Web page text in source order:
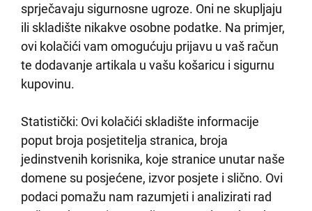
sprječavaju sigurnosne ugroze. Oni ne skupljaju
ili skladište nikakve osobne podatke. Na primjer,
ovi kolačići vam omogućuju prijavu u vaš račun
te dodavanje artikala u vašu košaricu i sigurnu
kupovinu.
Statistički: Ovi kolačići skladište informacije
poput broja posjetitelja stranica, broja
jedinstvenih korisnika, koje stranice unutar naše
domene su posjećene, izvor posjete i slično. Ovi
podaci pomažu nam razumjeti i analizirati rad